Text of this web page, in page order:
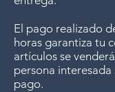
El pago realizado
horas garantiza tu
artículos se
persona interesada
pago.